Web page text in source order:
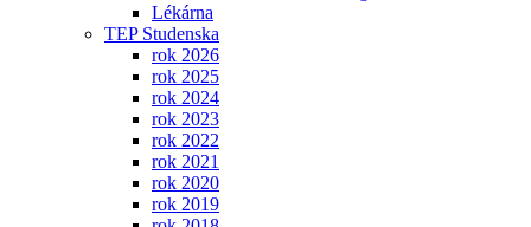
Lékárna
TEP Studenska
rok 2026
rok 2025
rok 2024
rok 2023
rok 2022
rok 2021
rok 2020
rok 2019